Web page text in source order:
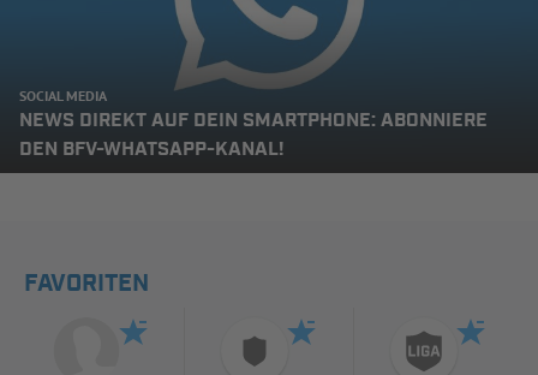
SOCIAL MEDIA
NEWS DIREKT AUF DEIN SMARTPHONE: ABONNIERE
DEN BFV-WHATSAPP-KANAL!
FAVORITEN